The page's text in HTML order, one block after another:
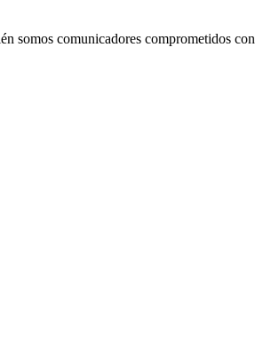
somos comunicadores comprometidos con